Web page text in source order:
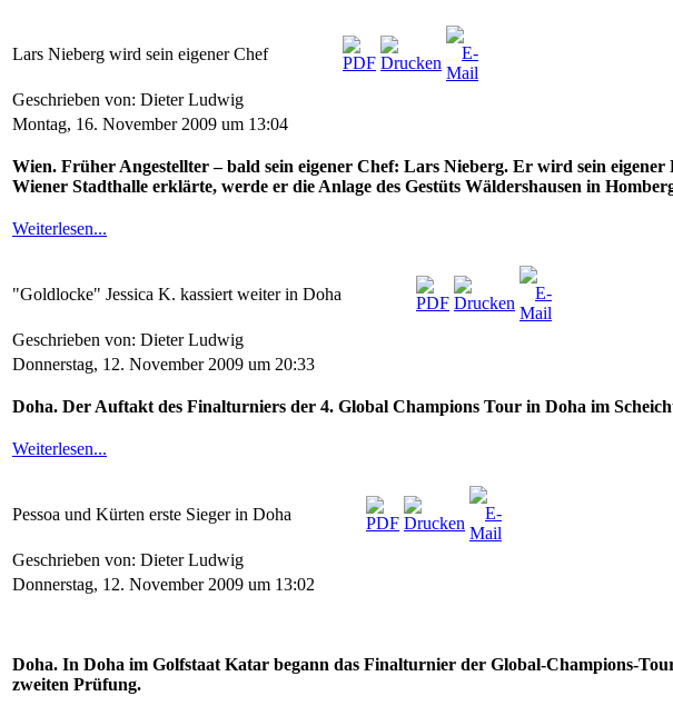
Lars Nieberg wird sein eigener Chef
Geschrieben von: Dieter Ludwig
Montag, 16. November 2009 um 13:04
Wien. Früher Angestellter – bald sein eigener Chef: Lars Nieberg. Er wird sein
Wiener Stadthalle erklärte, werde er die Anlage des Gestüts Wäldershausen in
Weiterlesen...
"Goldlocke" Jessica K. kassiert weiter in Doha
Geschrieben von: Dieter Ludwig
Donnerstag, 12. November 2009 um 20:33
Doha. Der Auftakt des Finalturniers der 4. Global Champions Tour in Doha im
Weiterlesen...
Pessoa und Kürten erste Sieger in Doha
Geschrieben von: Dieter Ludwig
Donnerstag, 12. November 2009 um 13:02
Doha. In Doha im Golfstaat Katar begann das Finalturnier der Global-Champions-
zweiten Prüfung.